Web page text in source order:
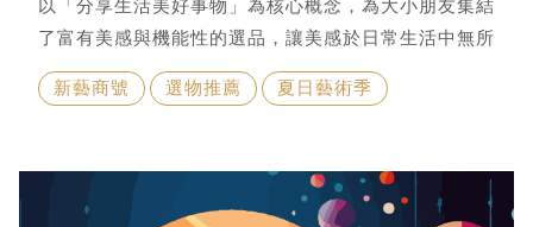
以「分享生活美好事物」為核心概念，為大小朋友集結
了富有美感與機能性的選品，讓美感於日常生活中無所
不在，一起來看看今年受邀展出的品牌與選品吧
新藝商號 選物推薦 夏日藝術季